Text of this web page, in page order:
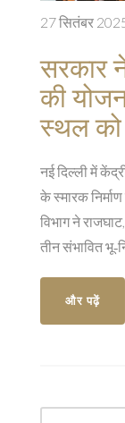
27 सितंबर
सरकार
की
स्थल को
नई दिल्ली में
के स्मारक
विभाग ने
तीन संभावित
10,000 वर्ग
स्मारक स्थित हैं।
और पढ़ें